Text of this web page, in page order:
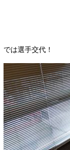
では選手交代！